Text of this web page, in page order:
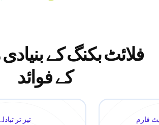
فلائٹ بکنگ کے
کے فوائد
تیز تر فارم